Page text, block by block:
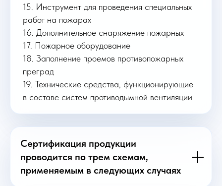
15. Инструмент для проведения специальных
работ на пожарах
16. Дополнительное снаряжение пожарных
17. Пожарное оборудование
18. Заполнение проемов противопожарных
преград
19. Технические средства, функционирующие
в составе систем противодымной вентиляции
Сертификация продукции
проводится по трем схемам,
применяемым в следующих случаях